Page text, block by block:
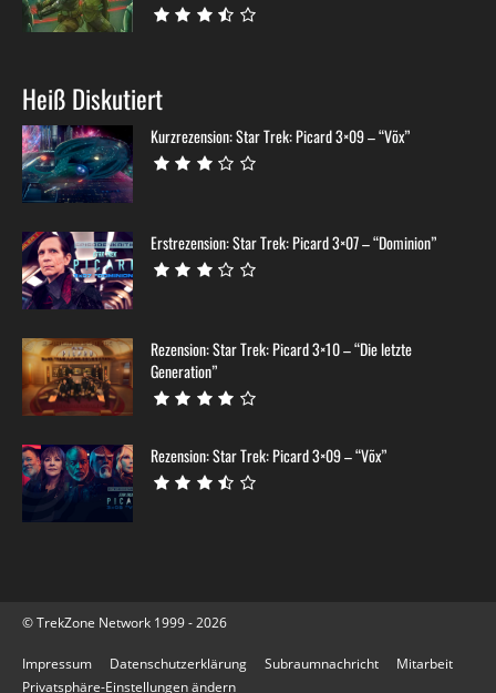
Heiß Diskutiert
Kurzrezension: Star Trek: Picard 3×09 – “Võx”
Erstrezension: Star Trek: Picard 3×07 – “Dominion”
Rezension: Star Trek: Picard 3×10 – “Die letzte
Generation”
Rezension: Star Trek: Picard 3×09 – “Võx”
© TrekZone Network 1999 - 2026
Impressum Datenschutzerklärung Subraumnachricht
Mitarbeit
Privatsphäre-Einstellungen ändern